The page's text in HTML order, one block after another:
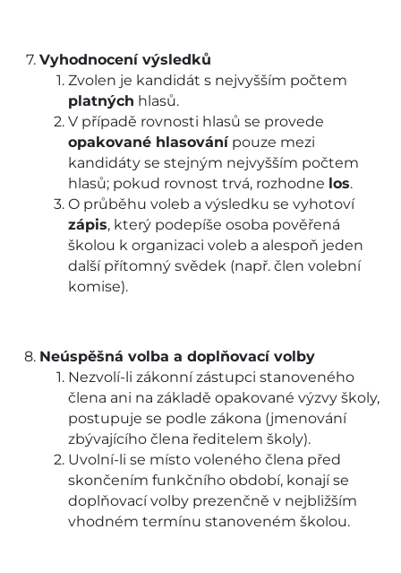
Vyhodnocení výsledků
Zvolen je kandidát s nejvyšším počtem
platných hlasů.
V případě rovnosti hlasů se provede
opakované hlasovánípouze mezi
kandidáty se stejným nejvyšším počtem
hlasů; pokud rovnost trvá, rozhodne los.
O průběhu voleb a výsledku se vyhotoví
zápis, který podepíše osoba pověřená
školou k organizaci voleb a alespoň jeden
další přítomný svědek (např. člen volební
komise).
Neúspěšná volba a doplňovací volby
Nezvolí-li zákonní zástupci stanoveného
člena ani na základě opakované výzvy školy,
postupuje se podle zákona (jmenování
zbývajícího člena ředitelem školy).
Uvolní-li se místo voleného člena před
skončením funkčního období, konají se
doplňovací volby prezenčně v nejbližším
vhodném termínu stanoveném školou.